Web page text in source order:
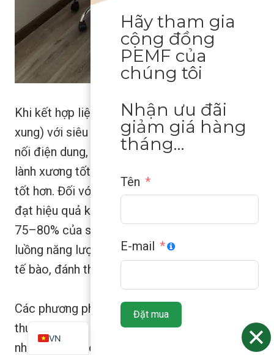
Khi kết hợp liệu pháp PEMF (Trường điện từ
xung) với siêu âm cường độ thấp hoặc ghép
nối điện dung, bạn thường thấy hiệu quả chữa
lành xương tốt tương đương, hoặc thậm chí
tốt hơn. Đối với những vết gãy khó lành, PEMF
đạt hiệu quả khoảng 85–90% so với khoảng
75–80% của siêu âm. Nó giống như một
luồng năng lượng nhẹ nhàng thì thầm vào các
tế bào, đánh thức chúng.
Các phương pháp truyền thống, như phẫu
thuật hoặc bó bột nhiều tuần, đều có những
nhược điểm riêng: nguy cơ nhiễm trùng, tổn
Hãy tham gia
cộng đồng
PEMF của
chúng tôi
Nhận ưu đãi
giảm giá hàng
tháng…
Tên
E-mail
Đặt mua
VN
ZH